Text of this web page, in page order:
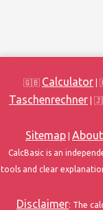
🇬🇧 Calculator |
Taschenrechner |
Sitemap About
CalcBasic is an
tools and clear
Disclaimer: The